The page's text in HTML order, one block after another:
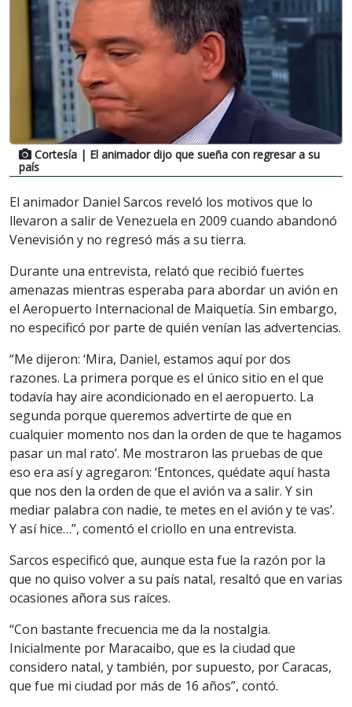
Cortesía | El animador dijo que sueña con regresar a su
país
El animador Daniel Sarcos reveló los motivos que lo
llevaron a salir de Venezuela en 2009 cuando abandonó
Venevisión y no regresó más a su tierra.
Durante una entrevista, relató que recibió fuertes
amenazas mientras esperaba para abordar un avión en
el Aeropuerto Internacional de Maiquetía. Sin embargo,
no especificó por parte de quién venían las advertencias.
“Me dijeron: ‘Mira, Daniel, estamos aquí por dos
razones. La primera porque es el único sitio en el que
todavía hay aire acondicionado en el aeropuerto. La
segunda porque queremos advertirte de que en
cualquier momento nos dan la orden de que te hagamos
pasar un mal rato’. Me mostraron las pruebas de que
eso era así y agregaron: ‘Entonces, quédate aquí hasta
que nos den la orden de que el avión va a salir. Y sin
mediar palabra con nadie, te metes en el avión y te vas’.
Y así hice…”, comentó el criollo en una entrevista.
Sarcos especificó que, aunque esta fue la razón por la
que no quiso volver a su país natal, resaltó que en varias
ocasiones añora sus raíces.
“Con bastante frecuencia me da la nostalgia.
Inicialmente por Maracaibo, que es la ciudad que
considero natal, y también, por supuesto, por Caracas,
que fue mi ciudad por más de 16 años”, contó.